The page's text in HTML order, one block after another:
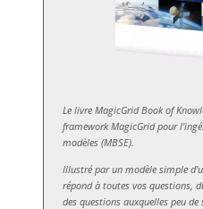
Le livre MagicGrid Book of
framework MagicGrid pour
modèles (MBSE).
Illustré par un modèle simple
répond à toutes vos questions,
des questions auxquelles peu